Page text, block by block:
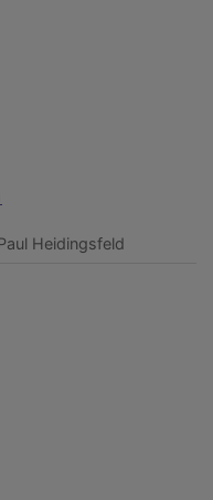
Heidingsfeld